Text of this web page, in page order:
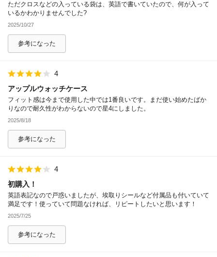
ただクロスなどの入っている袋は、英語で書いていたので、何が入って
いるかわかりませんでした?
2025/10/27
参考になった
4
アップルウォッチケース
フィット感は今まで使用した中では1番良いです。まだ使い始めたばか
りなので耐久性がわからないので星4にしました。
2025/8/18
参考になった
4
初購入！
英語表記なので戸惑いましたが、埃取りシールなど付属品も付いていて
満足です！使っていて問題なければ、リピートしたいと思います！
2025/7/25
参考になった